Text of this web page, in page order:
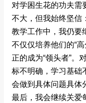
对学困生花的功夫需
不大，但我始终坚信
教学工作中，我仍要
不仅仅培养他们的“
正的成为“领头者”。
标不明确，学习基础
会做到具体问题具体
最后，我会继续关爱